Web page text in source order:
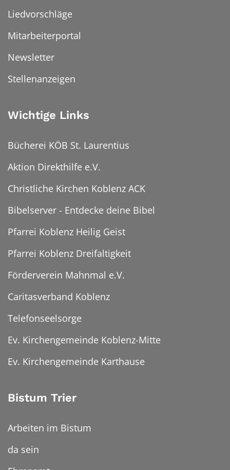
Liedvorschläge
Mitarbeiterportal
Newsletter
Stellenanzeigen
Wichtige Links
Bücherei KÖB St. Laurentius
Aktion Direkthilfe e.V.
Christliche Kirchen Koblenz ACK
Bibelserver - Entdecke deine Bibel
Pfarrei Koblenz Heilig Geist
Pfarrei Koblenz Dreifaltigkeit
Förderverein Mahnmal e.V.
Caritasverband Koblenz
Telefonseelsorge
Ev. Kirchengemeinde Koblenz-Mitte
Ev. Kirchengemeinde Karthause
Bistum Trier
Arbeiten im Bistum
da sein